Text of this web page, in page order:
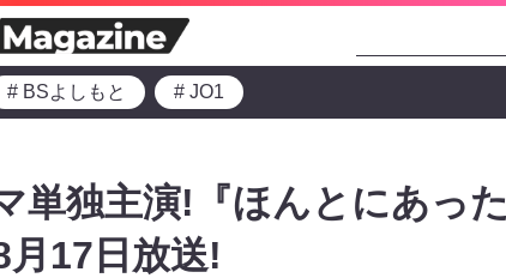
# BSよしもと # JO1
単独主演!『ほんとにあった
17日放送!